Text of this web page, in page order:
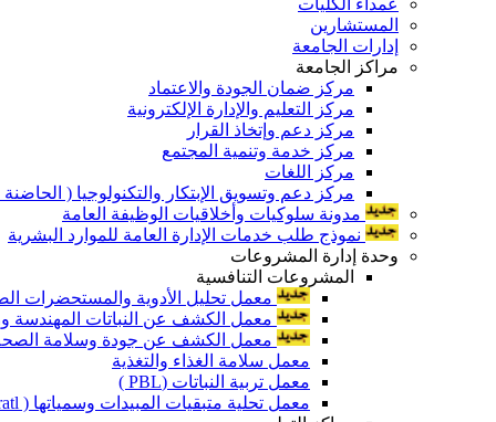
المستشارين
إدارات الجامعة
مراكز الجامعة
مركز ضمان الجودة والاعتماد
مركز التعليم والإدارة الإلكترونية
مركز دعم وإتخاذ القرار
مركز خدمة وتنمية المجتمع
مركز اللغات
مركز دعم وتسويق الإبتكار والتكنولوجيا ( الحاضنة
مدونة سلوكيات وأخلاقيات الوظيفة العامة
نموذج طلب خدمات الإدارة العامة للموارد البشرية
وحدة إدارة المشروعات
المشروعات التنافسية
معمل تحليل الأدوية والمستحضرات
معمل الكشف عن النباتات المهندسة
معمل الكشف عن جودة وسلامة الصحة
معمل سلامة الغذاء والتغذية
معمل تربية النباتات (PBL )
معمل تحلية متبقيات المبيدات وسمياتها ( Pratl )